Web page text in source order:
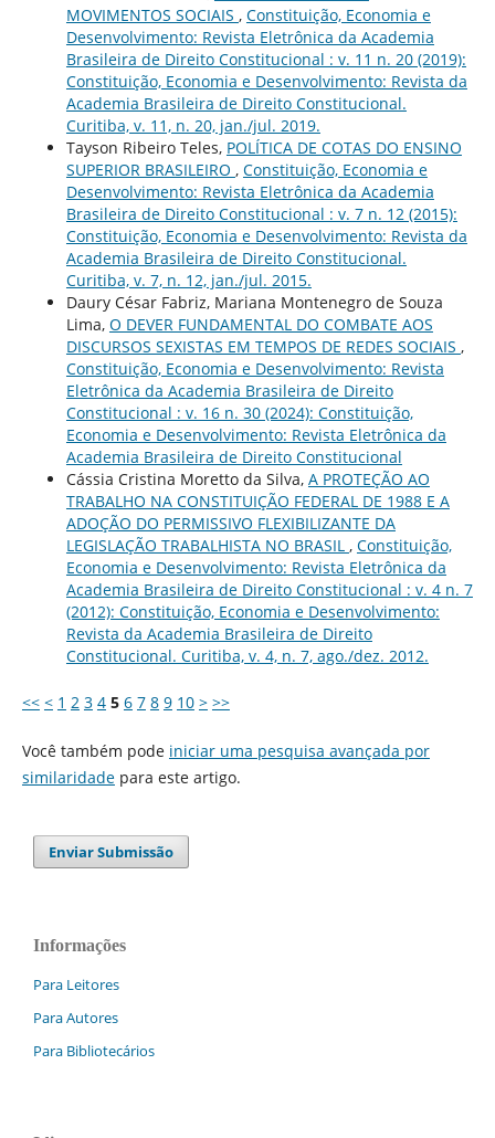
MOVIMENTOS SOCIAIS , Constituição, Economia e
Desenvolvimento: Revista Eletrônica da Academia
Brasileira de Direito Constitucional : v. 11 n. 20 (2019):
Constituição, Economia e Desenvolvimento: Revista da
Academia Brasileira de Direito Constitucional.
Curitiba, v. 11, n. 20, jan./jul. 2019.
Tayson Ribeiro Teles, POLÍTICA DE COTAS DO ENSINO
SUPERIOR BRASILEIRO , Constituição, Economia e
Desenvolvimento: Revista Eletrônica da Academia
Brasileira de Direito Constitucional : v. 7 n. 12 (2015):
Constituição, Economia e Desenvolvimento: Revista da
Academia Brasileira de Direito Constitucional.
Curitiba, v. 7, n. 12, jan./jul. 2015.
Daury César Fabriz, Mariana Montenegro de Souza
Lima, O DEVER FUNDAMENTAL DO COMBATE AOS
DISCURSOS SEXISTAS EM TEMPOS DE REDES SOCIAIS ,
Constituição, Economia e Desenvolvimento: Revista
Eletrônica da Academia Brasileira de Direito
Constitucional : v. 16 n. 30 (2024): Constituição,
Economia e Desenvolvimento: Revista Eletrônica da
Academia Brasileira de Direito Constitucional
Cássia Cristina Moretto da Silva, A PROTEÇÃO AO
TRABALHO NA CONSTITUIÇÃO FEDERAL DE 1988 E A
ADOÇÃO DO PERMISSIVO FLEXIBILIZANTE DA
LEGISLAÇÃO TRABALHISTA NO BRASIL , Constituição,
Economia e Desenvolvimento: Revista Eletrônica da
Academia Brasileira de Direito Constitucional : v. 4 n. 7
(2012): Constituição, Economia e Desenvolvimento:
Revista da Academia Brasileira de Direito
Constitucional. Curitiba, v. 4, n. 7, ago./dez. 2012.
<< < 1 2 3 4 5 6 7 8 9 10 > >>
Você também pode iniciar uma pesquisa avançada por
similaridadepara este artigo.
Enviar Submissão
Informações
Para Leitores
Para Autores
Para Bibliotecários